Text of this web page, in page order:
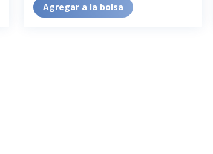
Agregar a la bolsa